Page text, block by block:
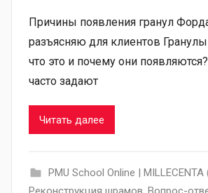
Причины появления гранул
разъясняю для клиентов
что это и почему они
часто задают
Читать далее
PMU School Online | MILLECENTA